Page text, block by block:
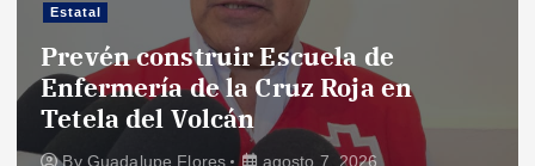
Estatal
Prevén construir Escuela de
Enfermería de la Cruz Roja en
Tetela del Volcán
By Guadalupe Flores agosto 7, 2026